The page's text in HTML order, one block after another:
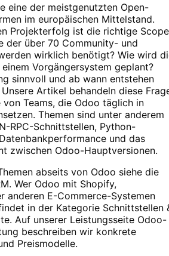
eine der meistgenutzten Open-
im europäischen Mittelstand.
Projekterfolg ist die richtige
der über 70 Community- und
wirklich benötigt? Wie wird
Vorgängersystem geplant?
sinnvoll und ab wann entstehen
Artikel behandeln diese
Teams, die Odoo täglich in
Themen sind unter anderem
RPC-Schnittstellen, Python-
und das
zwischen Odoo-Hauptversionen.
abseits von Odoo siehe die
Wer Odoo mit Shopify,
anderen E-Commerce-Systemen
in der Kategorie Schnittstellen
Auf unserer Leistungsseite Odoo-
beschreiben wir konkrete
Preismodelle.